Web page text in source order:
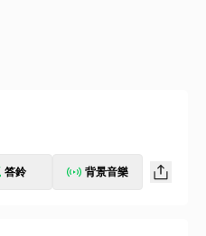
答鈴 背景音樂